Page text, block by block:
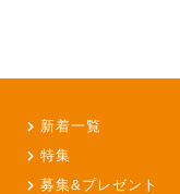
新着一覧
特集
募集&プレゼント